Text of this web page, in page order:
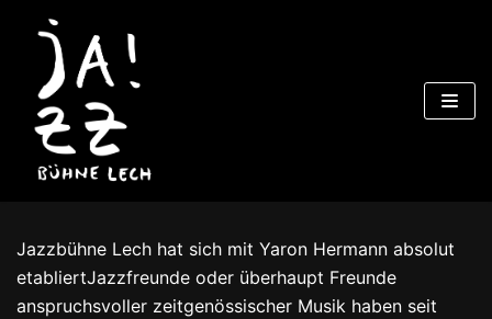
Zum
Inhalt
Jazzbühne Lech hat sich mit Yaron Hermann absolut
etabliertJazzfreunde oder überhaupt Freunde
anspruchsvoller zeitgenössischer Musik haben seit